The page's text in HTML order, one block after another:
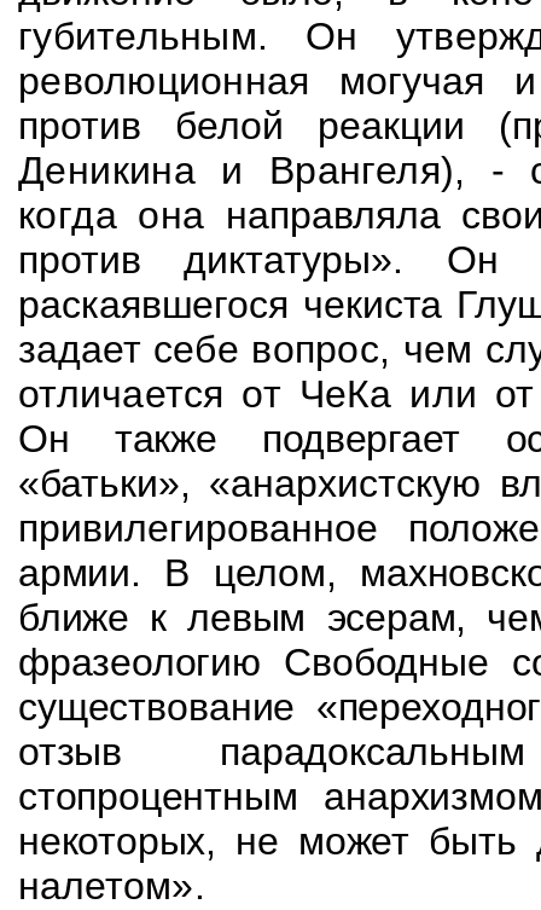
губительным. Он
революционная могучая
против белой реакции
Деникина и Врангеля), -
когда она направляла
против диктатуры». Он
раскаявшегося чекиста
задает себе вопрос, чем
отличается от ЧеКа или
Он также подвергает
«батьки», «анархистскую
привилегированное
армии. В целом,
ближе к левым эсерам,
фразеологию Свободные
существование
отзыв
стопроцентным
некоторых, не может быть
налетом».